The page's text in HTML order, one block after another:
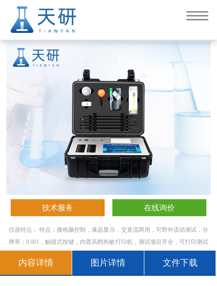
植物营养检测仪（TY-ZY10）
技术服务 在线询价
仪器特点： 特点：微电脑控制，液晶显示，交直流两用，可野外流动测试，分
辨率：0.001，触摸式按键，内置高档热敏打印机，测试项目齐全，可打印测试
内容详情 图片详情 文件下载